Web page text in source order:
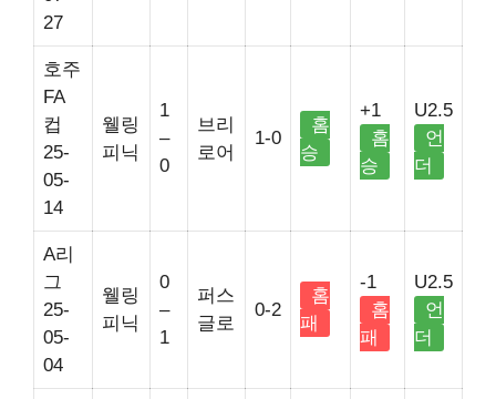
27
호주
FA
컵
25-
05-
14
웰링
피닉
1
–
0
브리
로어
1-0
홈
승
+1
홈
승
U2.5
언
더
A리
그
25-
05-
04
웰링
피닉
0
–
1
퍼스
글로
0-2
홈
패
-1
홈
패
U2.5
언
더